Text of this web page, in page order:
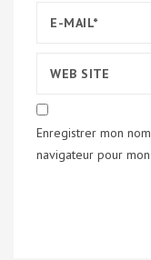
Enregistrer mon
navigateur pour